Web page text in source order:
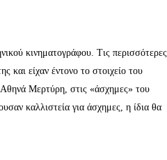
κινηματογράφου. Τις περισσότερες
και είχαν έντονο το στοιχείο του
Μερτύρη, στις «άσχημες» του
καλλιστεία για άσχημες, η ίδια θα